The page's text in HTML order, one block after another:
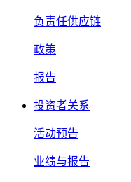
负责任供应链
政策
报告
投资者关系
活动预告
业绩与报告